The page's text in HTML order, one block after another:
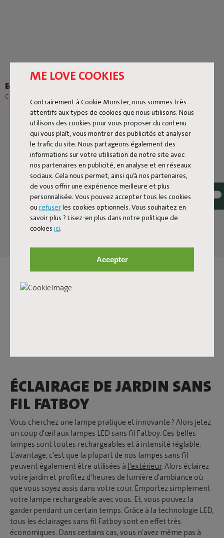
ME LOVE COOKIES
Contrairement à Cookie Monster, nous sommes très
attentifs aux types de cookies que nous utilisons. Nous
utilisons des cookies pour vous proposer du contenu
qui vous plaît, vous montrer des publicités et analyser
le trafic du site. Nous partageons également des
informations sur votre utilisation de notre site avec
nos partenaires en publicité, en analyse et en réseaux
sociaux. Cela nous permet, ainsi qu’à nos partenaires,
de vous offrir une expérience meilleure et plus
personnalisée. Vous pouvez accepter tous les cookies
ou refuserles cookies optionnels. Vous souhaitez en
savoir plus ? Lisez-en plus dans notre politique de
cookies ici.
Accepter
Edison the Mini
€ 87,20
Page suivante
Tout afficher
ÉCLAIRAGE LED
RECHARGEABLE
ÉCLAIRAGE DE JARDIN SANS
FIL FATBOY
Vous cherchez une lampe pratique et innovante ? Alors jetez
un coup d'œil aux lampes LED sans fil Fatboy. Ces belles
lampes sont toutes rechargeables et à intensité réglable.
L'avantage, c'est que la plupart de nos lampes sans fil
peuvent également être utilisées à l'extérieur. Alors éclairez
votre jardin et profitez d'heures de lumière d'ambiance où
que vous soyez assis dans votre cour. Emportez simplement
votre lampe rechargeable avec vous. Et, vous pouvez la
garder pendant un certain temps. Grâce à la technologie LED,
tous les éclairages sans fil Fatboy sont en effet très
économiques. Dans certains cas, vous n'avez même pas à